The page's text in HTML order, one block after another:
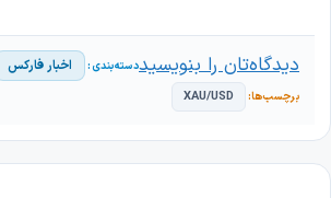
اخبار فارکس
XAU/USD
دیدگاه‌تان را بنویسید